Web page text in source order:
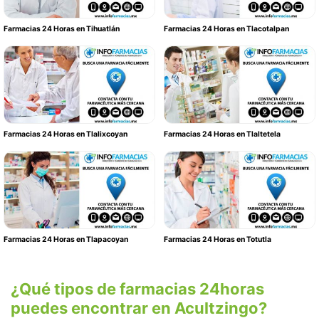
Farmacias 24 Horas en Tihuatlán Farmacias 24 Horas en Tlacotalpan
Farmacias 24 Horas en Tlalixcoyan Farmacias 24 Horas en Tlaltetela
Farmacias 24 Horas en Tlapacoyan Farmacias 24 Horas en Totutla
¿Qué tipos de farmacias 24horas
puedes encontrar en Acultzingo?